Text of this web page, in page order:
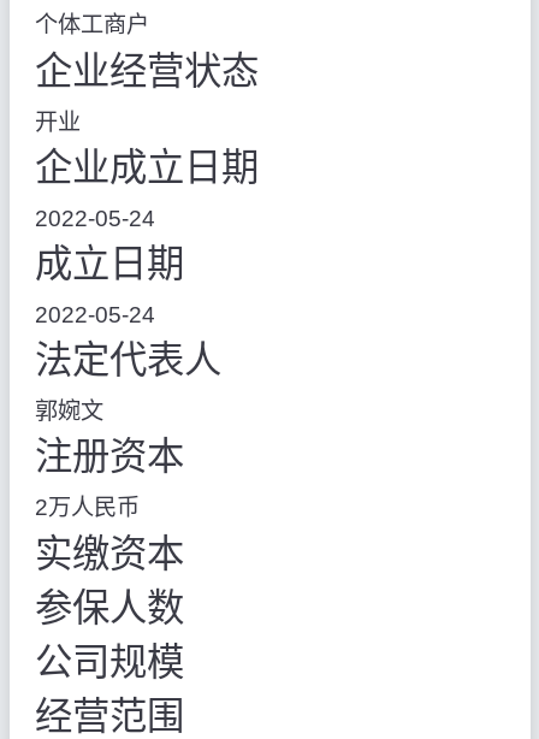
个体工商户
企业经营状态
开业
企业成立日期
2022-05-24
成立日期
2022-05-24
法定代表人
郭婉文
注册资本
2万人民币
实缴资本
参保人数
公司规模
经营范围